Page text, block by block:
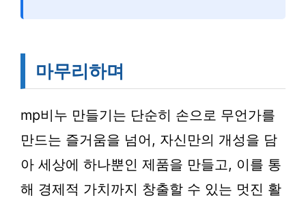
마무리하며
mp비누 만들기는 단순히 손으로 무언가를
만드는 즐거움을 넘어, 자신만의 개성을 담
아 세상에 하나뿐인 제품을 만들고, 이를 통
해 경제적 가치까지 창출할 수 있는 멋진 활